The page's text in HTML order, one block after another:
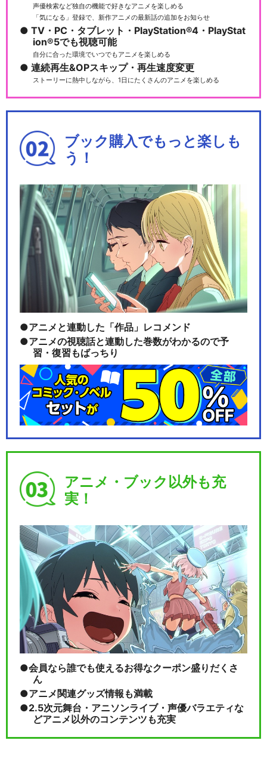
声優検索など独自の機能で好きなアニメを楽しめる
「気になる」登録で、新作アニメの最新話の追加をお知らせ
TV・PC・タブレット・PlayStation®4・PlayStat
ion®5でも視聴可能
自分に合った環境でいつでもアニメを楽しめる
連続再生&OPスキップ・再生速度変更
ストーリーに熱中しながら、1日にたくさんのアニメを楽しめる
ブック購入でもっと楽しも
う！
アニメと連動した「作品」レコメンド
アニメの視聴話と連動した巻数がわかるので予
習・復習もばっちり
アニメ・ブック以外も充
実！
会員なら誰でも使えるお得なクーポン盛りだくさ
ん
アニメ関連グッズ情報も満載
2.5次元舞台・アニソンライブ・声優バラエティな
どアニメ以外のコンテンツも充実